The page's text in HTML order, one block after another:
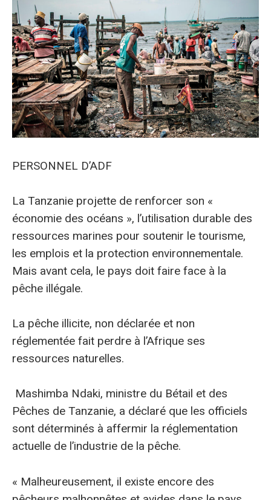
PERSONNEL D’ADF
La Tanzanie projette de renforcer son «
économie des océans », l’utilisation durable des
ressources marines pour soutenir le tourisme,
les emplois et la protection environnementale.
Mais avant cela, le pays doit faire face à la
pêche illégale.
La pêche illicite, non déclarée et non
réglementée fait perdre à l’Afrique ses
ressources naturelles.
Mashimba Ndaki, ministre du Bétail et des
Pêches de Tanzanie, a déclaré que les officiels
sont déterminés à affermir la réglementation
actuelle de l’industrie de la pêche.
« Malheureusement, il existe encore des